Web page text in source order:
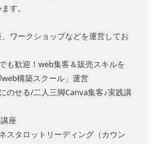
す。
ワークショップなどを運営してお
も歓迎！web集客＆販売スキルを
構築スクール」運営
のせる/二人三脚Canva集客♪実践講
座
スタロットリーディング（カウン